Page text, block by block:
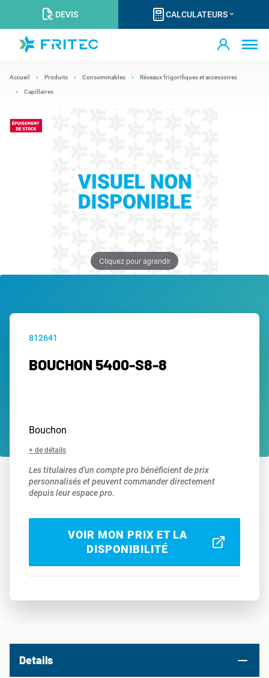
DEVIS CALCULATEURS
Accueil Produits Consommables Réseaux frigorifiques et accessoires
Capillaires
Cliquez pour agrandir
812641
BOUCHON 5400-S8-8
Bouchon
+ de détails
Les titulaires d'un compte pro bénéficient de prix
personnalisés et peuvent commander directement
depuis leur espace pro.
VOIR MON PRIX ET LA
DISPONIBILITÉ
Details